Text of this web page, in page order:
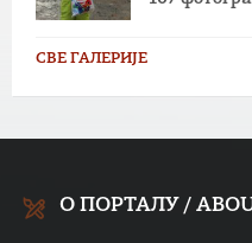
СВЕ ГАЛЕРИЈЕ
О ПОРТАЛУ /